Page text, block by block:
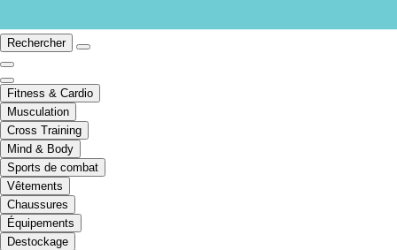
Rechercher
Fitness & Cardio
Musculation
Cross Training
Mind & Body
Sports de combat
Vêtements
Chaussures
Équipements
Destockage